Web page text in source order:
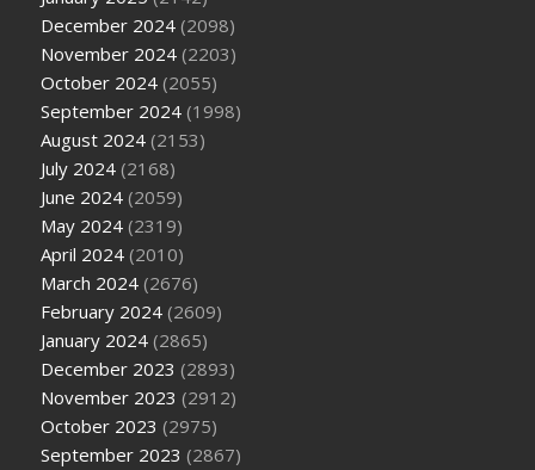
December 2024 (2098)
November 2024 (2203)
October 2024 (2055)
September 2024 (1998)
August 2024 (2153)
July 2024 (2168)
June 2024 (2059)
May 2024 (2319)
April 2024 (2010)
March 2024 (2676)
February 2024 (2609)
January 2024 (2865)
December 2023 (2893)
November 2023 (2912)
October 2023 (2975)
September 2023 (2867)